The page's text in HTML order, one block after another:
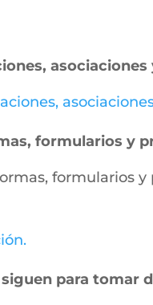
formularios y
formularios
para tomar